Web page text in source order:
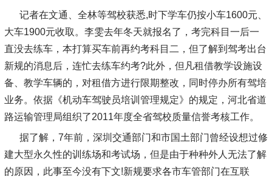
记者在文通、全林等驾校获悉,时下学车仍按小车1600元、
大车1900元收取。李雯去年冬天就报名了，考完科目一后一
直没去练车，本打算买车前再约考科目二，但了解到驾考出台
新规的消息后，连忙去练车约考?此外，但凡租借教学设施设
备、教学车辆的，对租借方进行限期整改，同时停办所有驾培
业务。依据《机动车驾驶员培训管理规定》的规定，河北省道
路运输管理局组织了2011年度全省驾校质量信誉考核工作。
据了解，7年前，深圳交通部门和市国土部门曾经设想过修
建大型永久性的训练场和考试场，但是由于种种外人无法了解
的原因，此事至今没有下文!新规要求各市车管部门在互联